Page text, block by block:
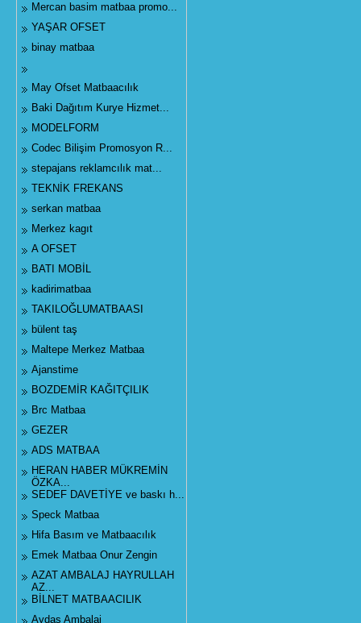
Mercan basim matbaa promo...
YAŞAR OFSET
binay matbaa
May Ofset Matbaacılık
Baki Dağıtım Kurye Hizmet...
MODELFORM
Codec Bilişim Promosyon R...
stepajans reklamcılık mat...
TEKNİK FREKANS
serkan matbaa
Merkez kagıt
A OFSET
BATI MOBİL
kadirimatbaa
TAKILOĞLUMATBAASI
bülent taş
Maltepe Merkez Matbaa
Ajanstime
BOZDEMİR KAĞITÇILIK
Brc Matbaa
GEZER
ADS MATBAA
HERAN HABER MÜKREMİN
ÖZKA...
SEDEF DAVETİYE ve baskı h...
Speck Matbaa
Hifa Basım ve Matbaacılık
Emek Matbaa Onur Zengin
AZAT AMBALAJ HAYRULLAH
AZ...
BİLNET MATBAACILIK
Aydaş Ambalaj